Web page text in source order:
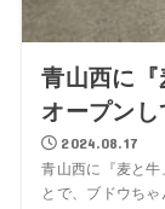
青山西に
オープンし
2024.08.17
青山西に『麦と
とで、ブドウち